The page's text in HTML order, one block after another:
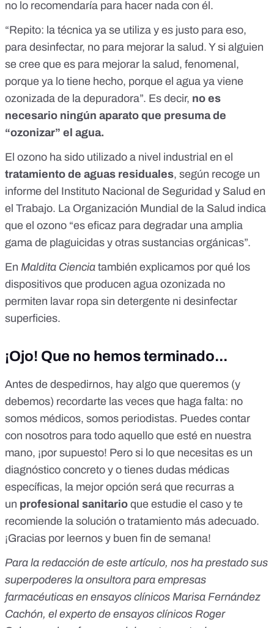
no lo recomendaría para hacer nada con él.
“Repito: la técnica ya se utiliza y es justo para eso,
para desinfectar, no para mejorar la salud. Y si alguien
se cree que es para mejorar la salud, fenomenal,
porque ya lo tiene hecho, porque el agua ya viene
ozonizada de la depuradora”. Es decir, no es
necesario ningún aparato que presuma de
“ozonizar” el agua.
El ozono ha sido utilizado a nivel industrial en el
tratamiento de aguas residuales, según recoge un
informe del Instituto Nacional de Seguridad y Salud en
el Trabajo. La Organización Mundial de la Salud indica
que el ozono “es eficaz para degradar una amplia
gama de plaguicidas y otras sustancias orgánicas”.
En Maldita Ciencia también explicamos por qué los
dispositivos que producen agua ozonizada no
permiten lavar ropa sin detergente ni desinfectar
superficies.
¡Ojo! Que no hemos terminado...
Antes de despedirnos, hay algo que queremos (y
debemos) recordarte las veces que haga falta: no
somos médicos, somos periodistas. Puedes contar
con nosotros para todo aquello que esté en nuestra
mano, ¡por supuesto! Pero si lo que necesitas es un
diagnóstico concreto y o tienes dudas médicas
específicas, la mejor opción será que recurras a
un profesional sanitario que estudie el caso y te
recomiende la solución o tratamiento más adecuado.
¡Gracias por leernos y buen fin de semana!
Para la redacción de este artículo, nos ha prestado sus
superpoderes la onsultora para empresas
farmacéuticas en ensayos clínicos Marisa Fernández
Cachón, el experto de ensayos clínicos Roger